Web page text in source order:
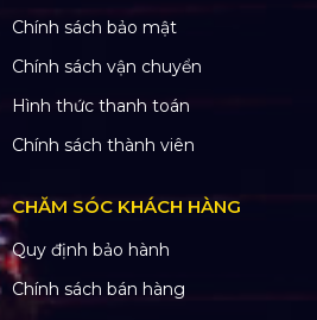
Chính sách bảo mật
Chính sách vận chuyển
Hình thức thanh toán
Chính sách thành viên
CHĂM SÓC KHÁCH HÀNG
Quy định bảo hành
Chính sách bán hàng